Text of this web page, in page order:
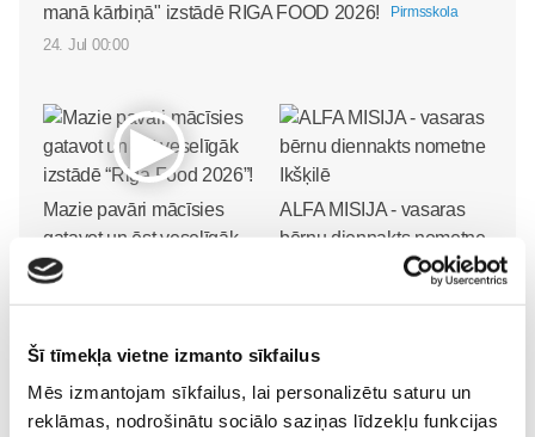
Šī tīmekļa vietne izmanto sīkfailus
Mēs izmantojam sīkfailus, lai personalizētu saturu un
reklāmas, nodrošinātu sociālo saziņas līdzekļu funkcijas
manā kārbiņā" izstādē RIGA FOOD 2026!
Pirmsskola
24. Jul 00:00
Mazie pavāri mācīsies
gatavot un ēst veselīgāk
izstādē “Riga Food 2026”!
ALFA MISIJA - vasaras
bērnu diennakts nometne
Pirmsskola